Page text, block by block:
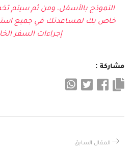
النموذج بالأسفل، ومن ثم سيتم
خاص بك لمساعدتك في جميع
إجراءات السفر
مشاركة :
المقال السابق